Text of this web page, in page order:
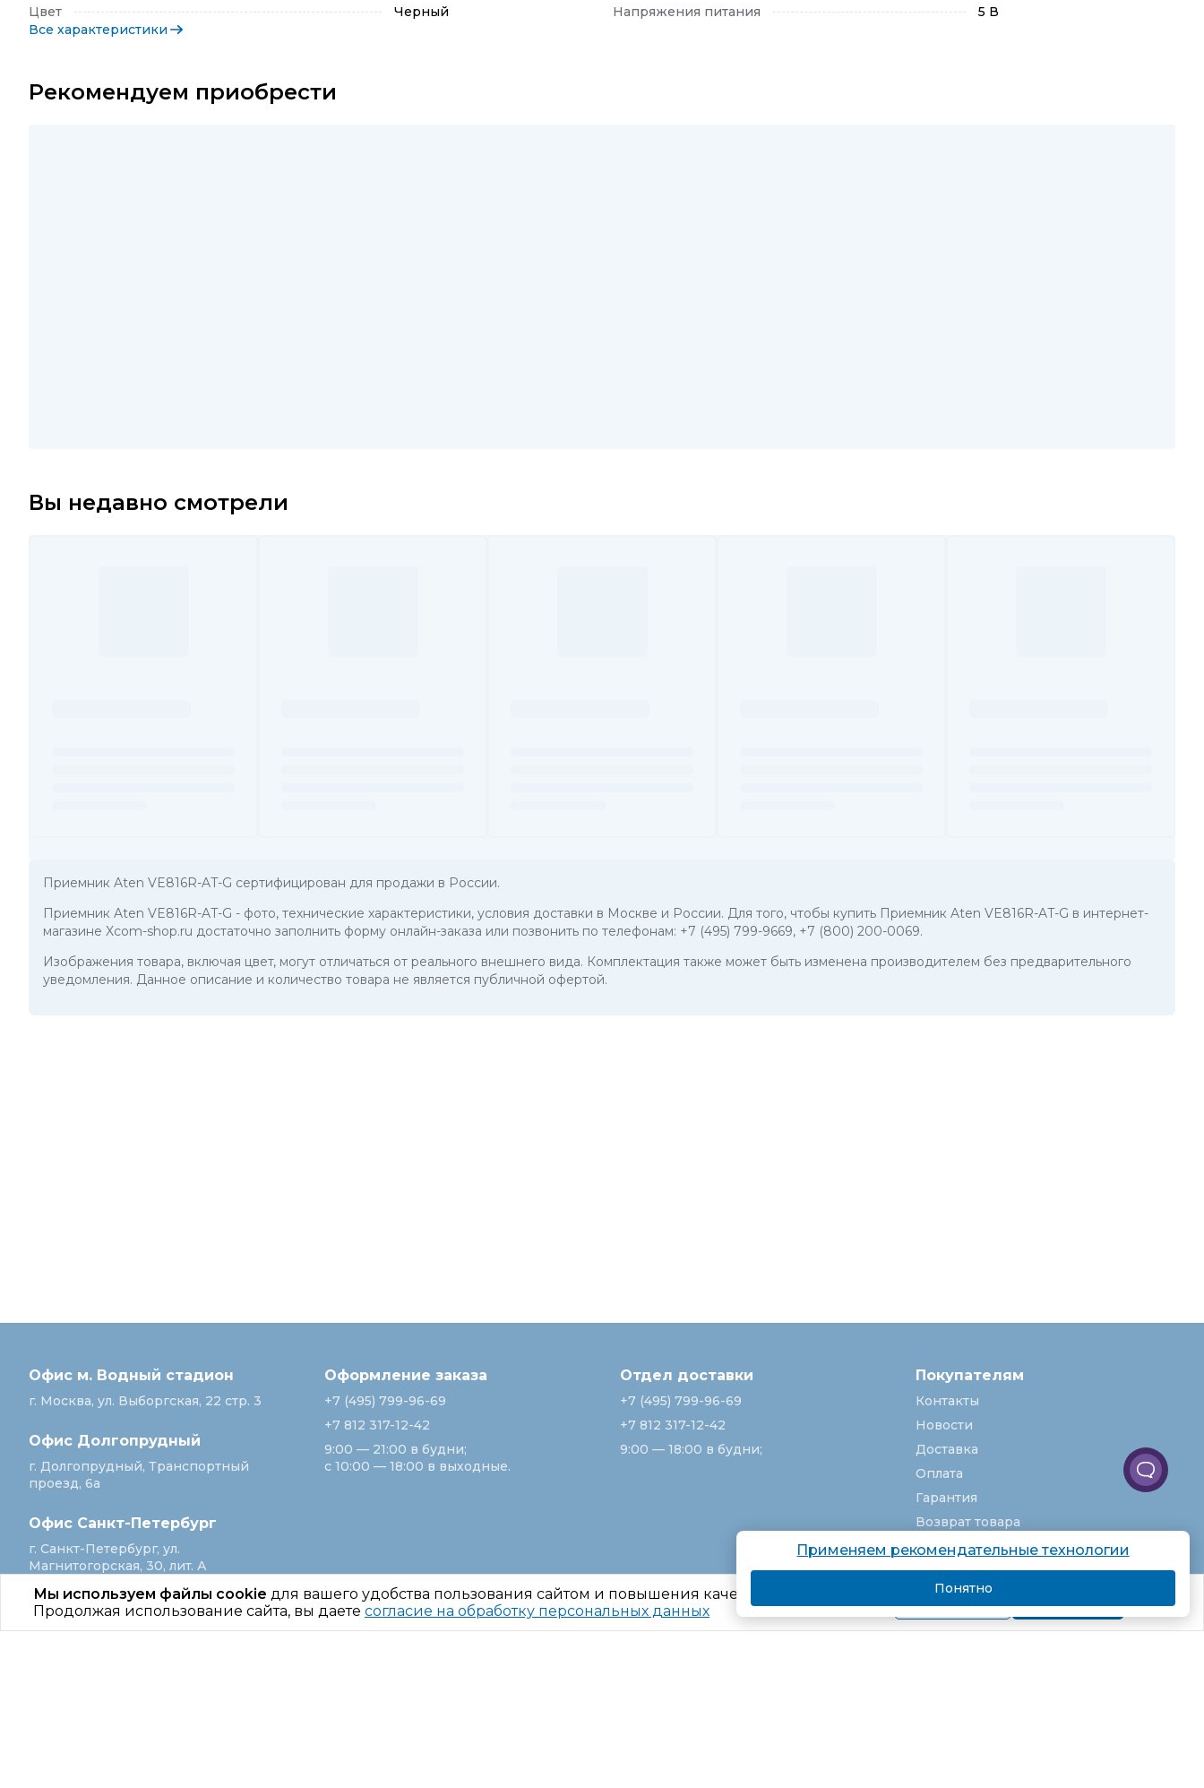
Мы используем файлы cookie для вашего удобства пользования сайтом и повышения качества рекомендаций.
Продолжая использование сайта, вы даете согласие на обработку персональных данных Подробнее Я согласен
Цвет
Черный Напряжения питания
5 В
Все характеристики
Рекомендуем приобрести
Вы недавно смотрели
Приемник Aten VE816R-AT-G сертифицирован для продажи в России.
Приемник Aten VE816R-AT-G - фото, технические характеристики, условия доставки в Москве и России. Для того, чтобы купить Приемник Aten VE816R-AT-G в интернет-
магазине Xcom-shop.ru достаточно заполнить форму онлайн-заказа или позвонить по телефонам: +7 (495) 799-9669, +7 (800) 200-0069.
Изображения товара, включая цвет, могут отличаться от реального внешнего вида. Комплектация также может быть изменена производителем без предварительного
уведомления. Данное описание и количество товара не является публичной офертой.
Офис м. Водный стадион
г. Москва, ул. Выборгская, 22 стр. 3
Офис Долгопрудный
г. Долгопрудный, Транспортный
проезд, 6а
Офис Санкт‑Петербург
г. Санкт‑Петербург, ул.
Магнитогорская, 30, лит. А
Оформление заказа
+7 (495) 799-96-69
+7 812 317-12-42
9:00 — 21:00 в будни;
с 10:00 — 18:00 в выходные.
Отдел доставки
+7 (495) 799-96-69
+7 812 317-12-42
9:00 — 18:00 в будни;
Покупателям
Контакты
Новости
Доставка
Оплата
Гарантия
Возврат товара
Услуги
О компании
Вакансии
Карта сайта
Применяем рекомендательные технологии
Понятно